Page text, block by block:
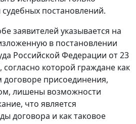
постановлений.
заявителей указывается на
в постановлении
Российской Федерации от 23
согласно которой граждане как
присоединения,
лишены возможности
что является
договора и как таковое